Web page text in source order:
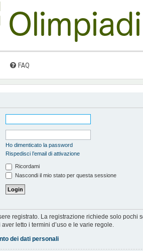
FAQ
Ho dimenticato la password
Rispedisci l’email di attivazione
Ricordami
Nascondi il mio stato per questa sessione
registrato. La registrazione richiede solo pochi
letto i termini d’uso e le varie regole.
dei dati personali